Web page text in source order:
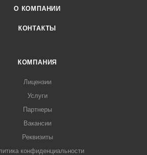
О КОМПАНИИ
КОНТАКТЫ
КОМПАНИЯ
Лицензии
Услуги
Партнеры
Вакансии
Реквизиты
конфиденциальности